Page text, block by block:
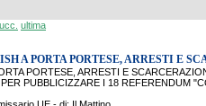
ultima
A PORTA PORTESE, ARRESTI E
PORTESE, ARRESTI E
PUBBLICIZZARE I 18 REFERENDUM